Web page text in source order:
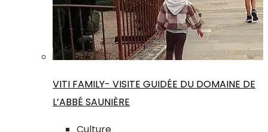
VITI FAMILY- VISITE GUIDÉE DU DOMAINE DE
L’ABBÉ SAUNIÈRE